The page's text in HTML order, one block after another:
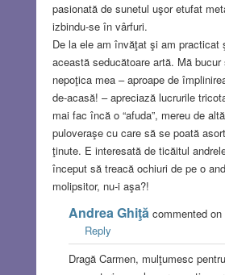
pasionată de sunetul uşor etufat
izbindu-se în vârfuri.
De la ele am învăţat şi am practicat
această seducătoare artă. Mă
nepoţica mea – aproape de
de-acasă! – apreciază lucrurile
mai fac încă o “afuda”, mereu de
puloveraşe cu care să se poată
ţinute. E interesată de ticăitul
început să treacă ochiuri de pe o
molipsitor, nu-i aşa?!
Andrea Ghiţăcommented on
Reply
Dragă Carmen, mulţumesc